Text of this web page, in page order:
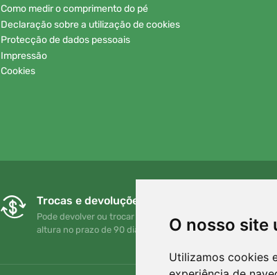
O nosso site
Utilizamos cookies
Como medir o comprimento do pé
Declaração sobre a utilização de cookies
Protecção de dados pessoais
Impressão
Cookies
Trocas e devoluções gratuitas
Pode devolver ou trocar a sua encomenda em qualquer
altura no prazo de 90 dias